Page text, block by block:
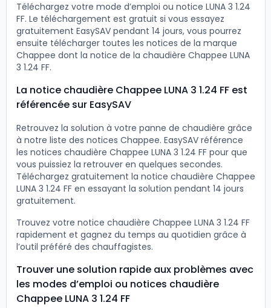
Téléchargez votre mode d’emploi ou notice LUNA 3 1.24
FF. Le téléchargement est gratuit si vous essayez
gratuitement EasySAV pendant 14 jours, vous pourrez
ensuite télécharger toutes les notices de la marque
Chappee dont la notice de la chaudière Chappee LUNA
3 1.24 FF.
La notice chaudière Chappee LUNA 3 1.24 FF est
référencée sur EasySAV
Retrouvez la solution à votre panne de chaudière grâce
à notre liste des notices Chappee. EasySAV référence
les notices chaudière Chappee LUNA 3 1.24 FF pour que
vous puissiez la retrouver en quelques secondes.
Téléchargez gratuitement la notice chaudière Chappee
LUNA 3 1.24 FF en essayant la solution pendant 14 jours
gratuitement.
Trouvez votre notice chaudière Chappee LUNA 3 1.24 FF
rapidement et gagnez du temps au quotidien grâce à
l’outil préféré des chauffagistes.
Trouver une solution rapide aux problèmes avec
les modes d’emploi ou notices chaudière
Chappee LUNA 3 1.24 FF